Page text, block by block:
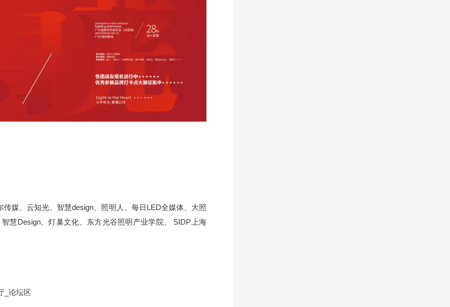
媒、云知光、智慧design、照明人、每日LED全媒体、大照
慧Design、灯巢文化、东方光谷照明产业学院、 SIDP上海
_论坛区